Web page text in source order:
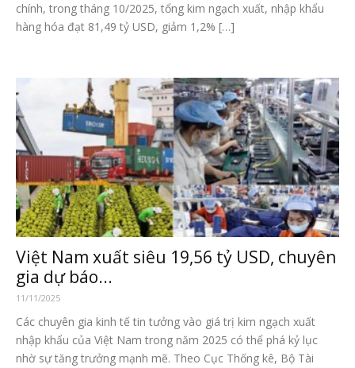
chính, trong tháng 10/2025, tổng kim ngạch xuất, nhập khẩu
hàng hóa đạt 81,49 tỷ USD, giảm 1,2% […]
Việt Nam xuất siêu 19,56 tỷ USD, chuyên
gia dự báo...
11/11/2025
Các chuyên gia kinh tế tin tưởng vào giá trị kim ngạch xuất
nhập khẩu của Việt Nam trong năm 2025 có thể phá kỷ lục
nhờ sự tăng trưởng mạnh mẽ. Theo Cục Thống kê, Bộ Tài